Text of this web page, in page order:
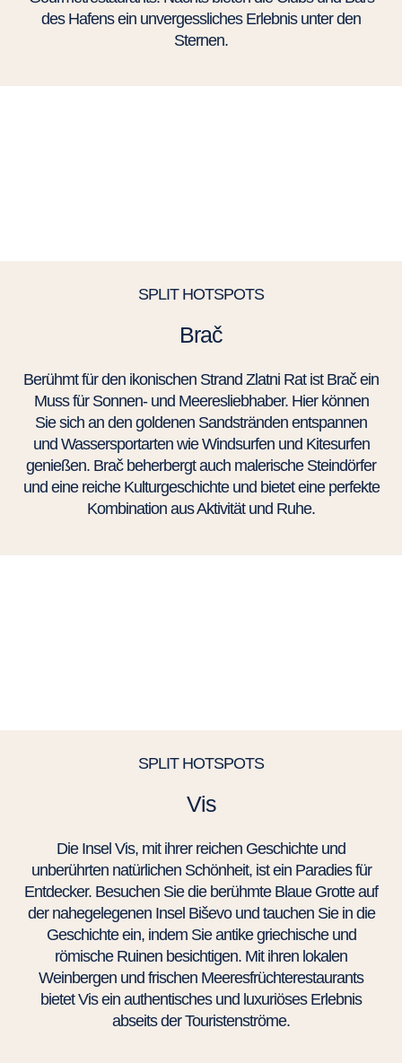
des Hafens ein unvergessliches Erlebnis unter den
Sternen.
SPLIT HOTSPOTS
Brač
Berühmt für den ikonischen Strand Zlatni Rat ist Brač ein
Muss für Sonnen- und Meeresliebhaber. Hier können
Sie sich an den goldenen Sandstränden entspannen
und Wassersportarten wie Windsurfen und Kitesurfen
genießen. Brač beherbergt auch malerische Steindörfer
und eine reiche Kulturgeschichte und bietet eine perfekte
Kombination aus Aktivität und Ruhe.
SPLIT HOTSPOTS
Vis
Die Insel Vis, mit ihrer reichen Geschichte und
unberührten natürlichen Schönheit, ist ein Paradies für
Entdecker. Besuchen Sie die berühmte Blaue Grotte auf
der nahegelegenen Insel Biševo und tauchen Sie in die
Geschichte ein, indem Sie antike griechische und
römische Ruinen besichtigen. Mit ihren lokalen
Weinbergen und frischen Meeresfrüchterestaurants
bietet Vis ein authentisches und luxuriöses Erlebnis
abseits der Touristenströme.